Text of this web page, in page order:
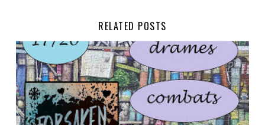
RELATED POSTS